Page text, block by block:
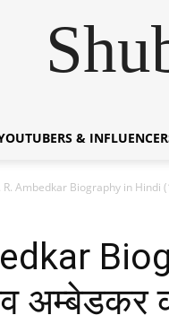
&
R. Ambedkar Biography in Hindi